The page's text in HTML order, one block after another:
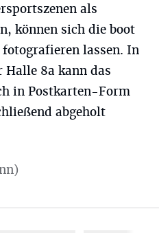
als
können sich die boot
lassen. In
Halle 8a kann das
in Postkarten-Form
abgeholt